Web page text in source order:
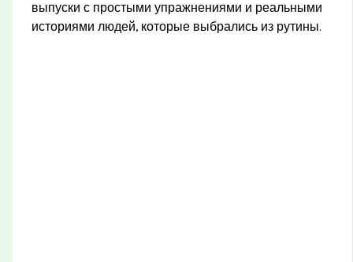
выпуски с простыми упражнениями и реальными
историями людей, которые выбрались из рутины.